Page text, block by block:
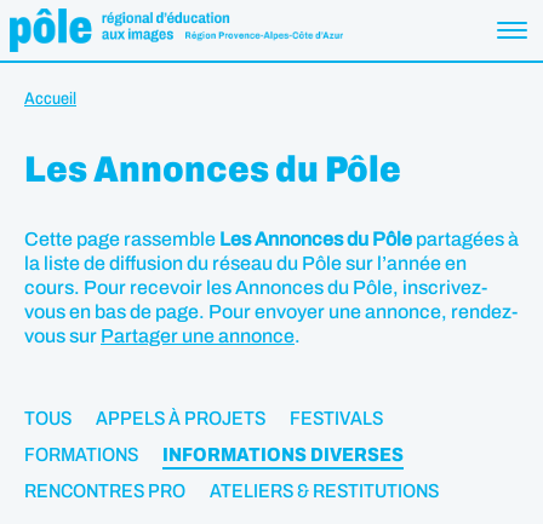
Accueil
Les Annonces du Pôle
Cette page rassemble Les Annonces du Pôle partagées à
la liste de diffusion du réseau du Pôle sur l’année en
cours. Pour recevoir les Annonces du Pôle, inscrivez-
vous en bas de page. Pour envoyer une annonce, rendez-
vous sur Partager une annonce.
TOUS APPELS À PROJETS
FESTIVALS
FORMATIONS
INFORMATIONS DIVERSES
RENCONTRES PRO
ATELIERS & RESTITUTIONS